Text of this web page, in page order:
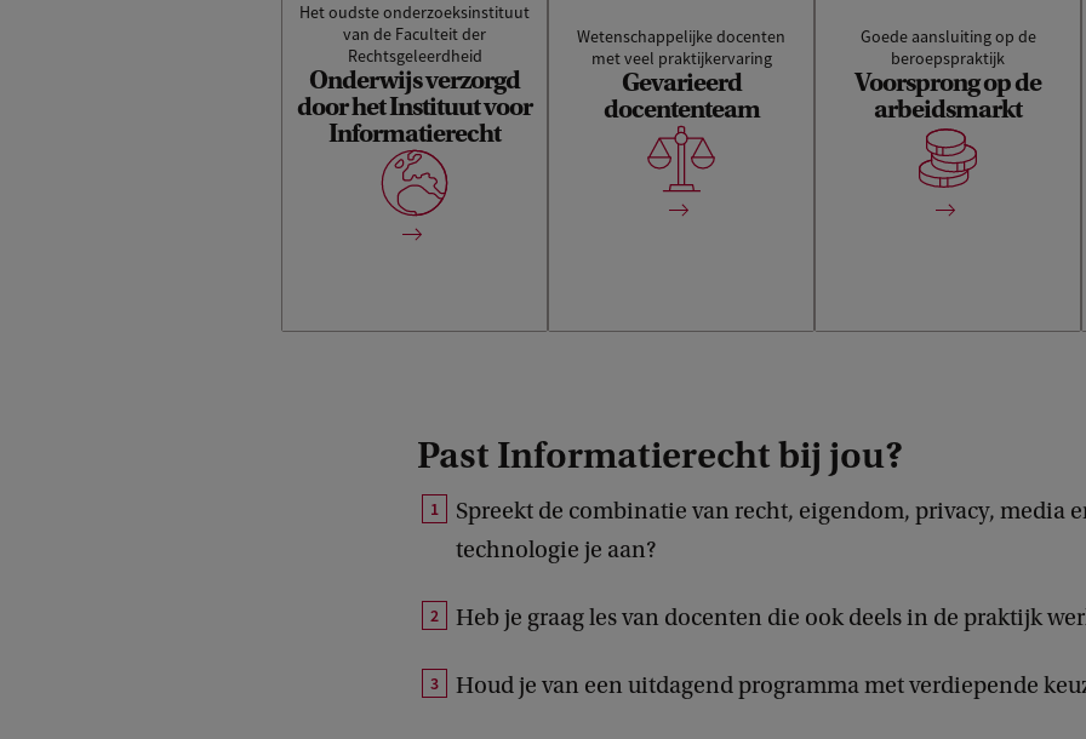
Het oudste onderzoeksinstituut
van de Faculteit der
Rechtsgeleerdheid
Onderwijs verzorgd
door het Instituut voor
Informatierecht
oudste onderzoeksinstituut
binnen de Faculteit der
Rechtsgeleerdheid. Het
behoort tot de grootste
onderzoeksinstituten ter
wereld op het gebied van
informatierecht. IViR verricht
baanbrekend onderzoek om
de ontwikkeling van het
informatierecht te
Wetenschappelijke docenten
met veel praktijkervaring
Gevarieerd
docententeam
Je krijgt les van docenten die
onder andere werken in de
rechtspraktijk of
onderzoeker zijn. Zij bieden
je tools voor je verdere
Goede aansluiting op de
beroepspraktijk
Voorsprong op de
arbeidsmarkt
Door het hoge niveau en de
discipline-overschrijdende
aanpak in ons
studieprogramma heb je na
je afstuderen een
voorsprong op de
arbeidsmarkt.
Past Informatierecht bij jou?
Spreekt de combinatie van recht, eigendom, privacy, media
technologie je aan?
Heb je graag les van docenten die ook deels in de praktijk
Houd je van een uitdagend programma met verdiepende